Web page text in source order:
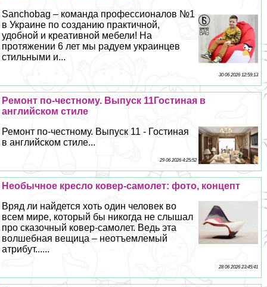
Sanchobag – комaнда профессионалов №1
в Украине по созданию пpaктичной,
удобной и креативной мебели! На
протяжении 6 лет мы радуем украинцев
стильными и...
30 06 2026 12:59:13
Ремонт по-честному. Выпуск 11Гостиная в
английском стиле
Ремонт по-честному. Выпуск 11 - Гостиная
в английском стиле...
29 06 2026 4:25:52
Необычное кресло ковер-самолет: фото, концепт
Вряд ли найдется хоть один человек во
всем мире, который бы никогда не слышал
про сказочный ковер-самолет. Ведь эта
волшебная вещица – неотъемлемый
атрибут......
28 06 2026 23:45:41